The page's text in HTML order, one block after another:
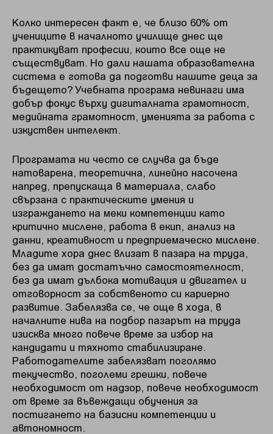
Колко интересен факт е, че близо 60% от
учениците в началното училище днес ще
практикуват професии, които все още не
съществуват. Но дали нашата образователна
система е готова да подготви нашите деца за
бъдещето? Учебната програма невинаги има
добър фокус върху дигиталната грамотност,
медийната грамотност, уменията за работа с
изкуствен интелект.
Програмата ни често се случва да бъде
натоварена, теоретична, линейно насочена
напред, препускаща в материала, слабо
свързана с практическите умения и
изграждането на меки компетенции като
критично мислене, работа в екип, анализ на
данни, креативност и предприемаческо мислене.
Младите хора днес влизат в пазара на труда,
без да имат достатъчно самостоятелност,
без да имат дълбока мотивация и двигател и
отговорност за собственото си кариерно
развитие. Забелязва се, че още в хода, в
началните нива на подбор пазарът на труда
изисква много повече време за избор на
кандидати и тяхното стабилизиране.
Работодателите забелязват по­голямо
текучество, по­големи грешки, повече
необходимост от надзор, повече необходимост
от време за въвеждащи обучения за
постигането на базисни компетенции и
автономност.